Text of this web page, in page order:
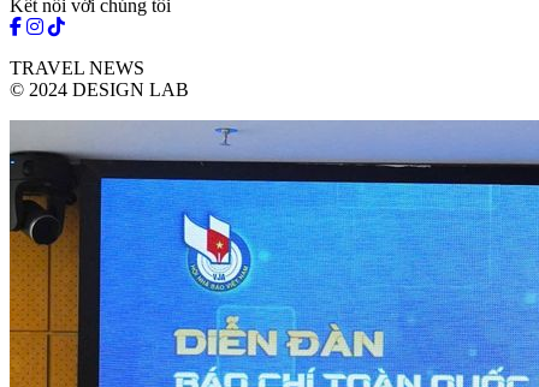
Kết nối với chúng tôi
TRAVEL NEWS
© 2024 DESIGN LAB